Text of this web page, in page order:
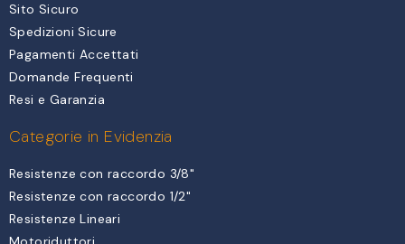
Sito Sicuro
Spedizioni Sicure
Pagamenti Accettati
Domande Frequenti
Resi e Garanzia
Categorie in Evidenzia
Resistenze con raccordo 3/8"
Resistenze con raccordo 1/2"
Resistenze Lineari